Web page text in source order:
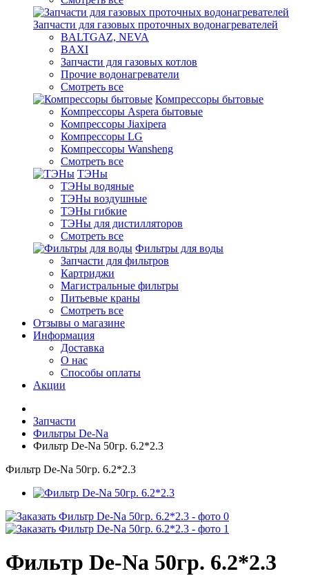
Запчасти для газовых проточных водонагревателей
BALTGAZ, NEVA
BAXI
Запчасти для газовых котлов
Прочие водонагреватели
Смотреть все
Компрессоры бытовые
Компрессоры Aspera бытовые
Компрессоры Jiaxipera
Компрессоры LG
Компрессоры Wansheng
Смотреть все
ТЭНы
ТЭНы водяные
ТЭНы воздушные
ТЭНы гибкие
ТЭНы для дистилляторов
Смотреть все
Фильтры для воды
Запчасти для фильтров
Картриджи
Магистральные фильтры
Питьевые краны
Смотреть все
Отзывы о магазине
Информация
Доставка
О нас
Способы оплаты
Акции
Запчасти
Фильтры De-Na
Фильтр De-Na 50гр. 6.2*2.3
Фильтр De-Na 50гр. 6.2*2.3
Фильтр De-Na 50гр. 6.2*2.3